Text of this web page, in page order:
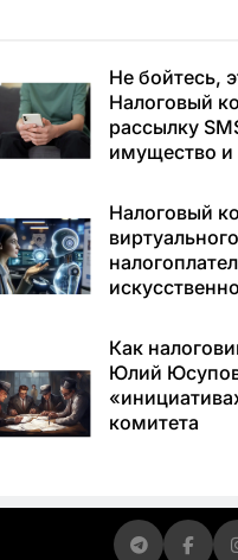
Не бойтесь,
Налоговый
рассылку
имущество
Налоговый
Как
Юлий Юсупов
комитета